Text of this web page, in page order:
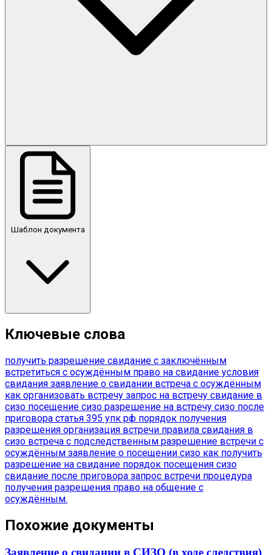
Шаблон документа
Ключевые слова
получить разрешение свидание с заключённым
встретиться с осуждённым право на свидание условия
свидания заявление о свидании встреча с осуждённым
как организовать встречу запрос на встречу свидание в
сизо посещение сизо разрешение на встречу сизо после
приговора статья 395 упк рф порядок получения
разрешения организация встречи правила свидания в
сизо встреча с подследственным разрешение встречи с
осуждённым заявление о посещении сизо как получить
разрешение на свидание порядок посещения сизо
свидание после приговора запрос встречи процедура
получения разрешения право на общение с
осуждённым.
Похожие документы
Заявление о свидании в СИЗО (в ходе следствия)